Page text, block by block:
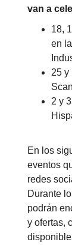
van a
18,
en
25 y
2 y
En los
eventos
redes
Durante
podrán
y ofertas,